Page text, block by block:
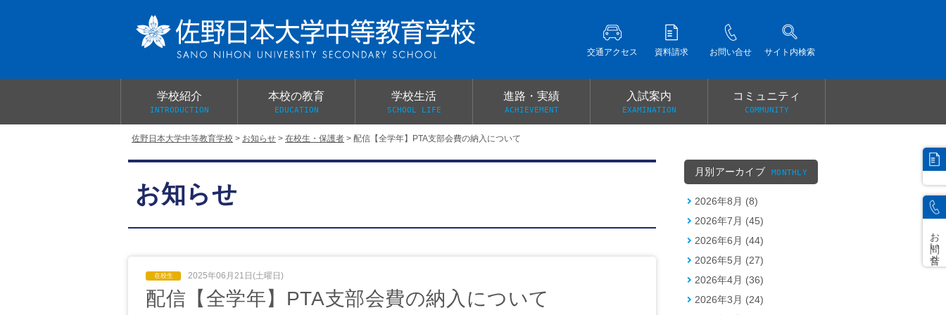
お問い合せ
交通アクセス 資料請求 お問い合せ サイト内検索
佐野日本大学中等教育学校 > お知らせ > 在校生・保護者 > 配信【全学年】PTA支部会費の納入について
学校紹介
INTRODUCTION
学校案内パンフレット
本校の教育
EDUCATION
総合的探究（学習）の時間
学校生活
SCHOOL LIFE
制服紹介
進路・実績
ACHIEVEMENT
入試案内
EXAMINATION
コミュニティ
COMMUNITY
桜美会
お知らせ
2025年06月21日(土曜日)
配信【全学年】PTA支部会費の納入について
月別アーカイブ MONTHLY
2026年8月 (8)
2026年7月 (45)
2026年6月 (44)
2026年5月 (27)
2026年4月 (36)
2026年3月 (24)